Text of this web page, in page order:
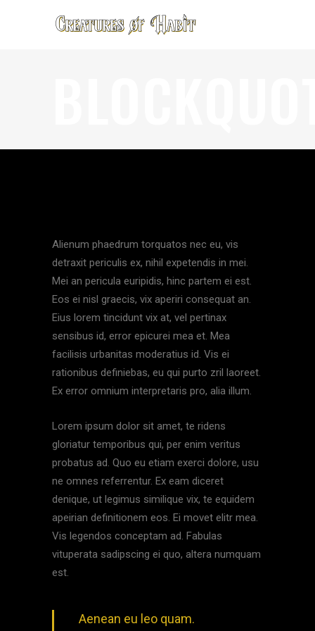
Alienum phaedrum torquatos nec eu, vis
detraxit periculis ex, nihil expetendis in mei.
Mei an pericula euripidis, hinc partem ei est.
Eos ei nisl graecis, vix aperiri consequat an.
Eius lorem tincidunt vix at, vel pertinax
sensibus id, error epicurei mea et. Mea
facilisis urbanitas moderatius id. Vis ei
rationibus definiebas, eu qui purto zril laoreet.
Ex error omnium interpretaris pro, alia illum.
Lorem ipsum dolor sit amet, te ridens
gloriatur temporibus qui, per enim veritus
probatus ad. Quo eu etiam exerci dolore, usu
ne omnes referrentur. Ex eam diceret
denique, ut legimus similique vix, te equidem
apeirian definitionem eos. Ei movet elitr mea.
Vis legendos conceptam ad. Fabulas
vituperata sadipscing ei quo, altera numquam
est.
Aenean eu leo quam.